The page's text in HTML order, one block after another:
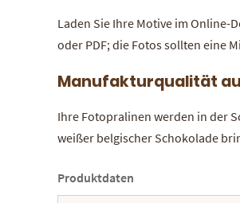
Laden Sie Ihre Motive im Online-
oder PDF; die Fotos sollten eine
Manufakturqualität
Ihre Fotopralinen werden in der
weißer belgischer Schokolade
Produktdaten